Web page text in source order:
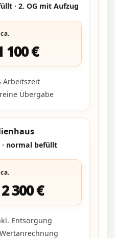
· 2. OG mit Aufzug
100 €
Arbeitszeit
Übergabe
· normal befüllt
300 €
Entsorgung